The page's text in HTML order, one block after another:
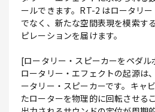
ールできます。RT-2 はロータリ
でなく、新たな空間表現を模索す
ピレーションを届けます。
[ロータリー・スピーカーをペダル
ロータリー・エフェクトの起源は
ータリー・スピーカーです。キャ
たローターを物理的に回転させる